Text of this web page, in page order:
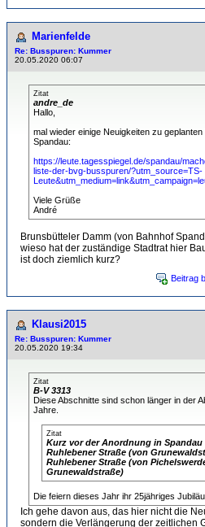
Marienfelde
Re: Busspuren: Kummer
20.05.2020 06:07
Zitat
andre_de
Hallo,
mal wieder einige Neuigkeiten zu
Spandau:
https://leute.tagesspiegel.de/spandau/
liste-der-bvg-busspuren/?utm_source=TS-
Viele Grüße
André
Brunsbütteler Damm (von Bahnhof
wieso hat der zuständige Stadtrat hier
ist doch ziemlich kurz?
Beitrag
Klausi2015
Re: Busspuren: Kummer
20.05.2020 19:34
Zitat
B-V 3313
Diese Abschnitte sind schon länger in der
Jahre.
Zitat
Kurz vor der Anordnung in
Ruhlebener Straße (von
Ruhlebener Straße (von
Grunewaldstraße)
Die feiern dieses Jahr ihr 25jähriges
Ich gehe davon aus, das hier nicht die
sondern die Verlängerung der zeitlichen